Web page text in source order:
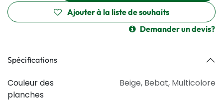
Ajouter à la liste de souhaits
Demander un devis?
Spécifications
Couleur des
planches
Beige, Bebat, Multicolore